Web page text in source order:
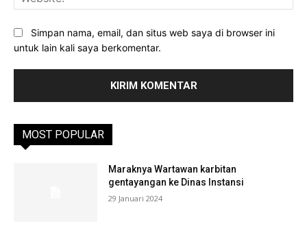
Simpan nama, email, dan situs web saya di browser ini
untuk lain kali saya berkomentar.
MOST POPULAR
Maraknya Wartawan karbitan
gentayangan ke Dinas Instansi
29 Januari 2024